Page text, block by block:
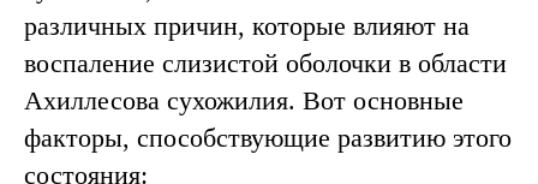
различных причин, которые влияют на
воспаление слизистой оболочки в области
Ахиллесова сухожилия. Вот основные
факторы, способствующие развитию этого
состояния:
Запись на